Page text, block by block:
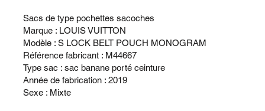
Sacs de type pochettes sacoches
Marque : LOUIS VUITTON
Modèle : S LOCK BELT POUCH MONOGRAM
Référence fabricant : M44667
Type sac : sac banane porté ceinture
Année de fabrication : 2019
Sexe : Mixte